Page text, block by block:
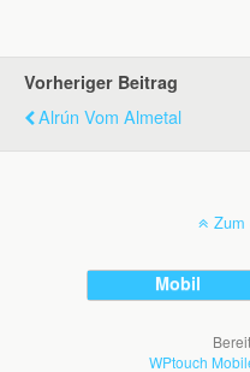
Vorheriger Beitrag
Alrún Vom Almetal
Zum
Mobil
WPtouch